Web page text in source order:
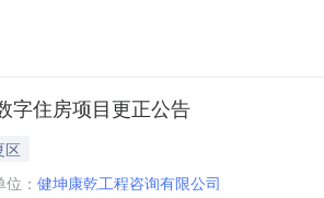
字住房项目更正公告
区
： 健坤康乾工程咨询有限公司